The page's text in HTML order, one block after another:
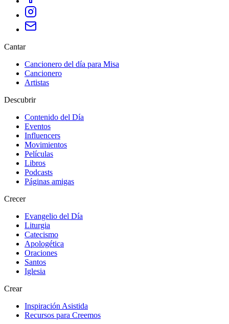
Cantar
Cancionero del día para Misa
Cancionero
Artistas
Descubrir
Contenido del Día
Eventos
Influencers
Movimientos
Películas
Libros
Podcasts
Páginas amigas
Crecer
Evangelio del Día
Liturgia
Catecismo
Apologética
Oraciones
Santos
Iglesia
Crear
Inspiración Asistida
Recursos para Creemos